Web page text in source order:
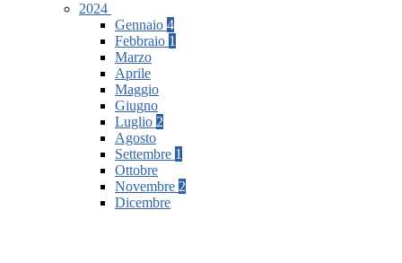
2024
Gennaio 4
Febbraio 1
Marzo
Aprile
Maggio
Giugno
Luglio 2
Agosto
Settembre 1
Ottobre
Novembre 2
Dicembre